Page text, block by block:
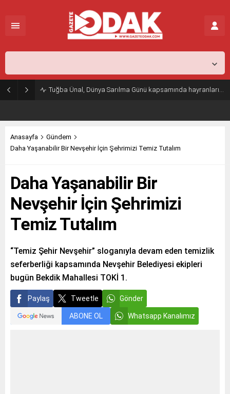
Tuğba Ünal, Dünya Sarılma Günü kapsamında hayranlarıyla buluştu
Anasayfa
Gündem
Daha Yaşanabilir Bir Nevşehir İçin Şehrimizi Temiz Tutalım
Daha Yaşanabilir Bir
Nevşehir İçin Şehrimizi
Temiz Tutalım
“Temiz Şehir Nevşehir” sloganıyla devam eden temizlik
seferberliği kapsamında Nevşehir Belediyesi ekipleri
bugün Bekdik Mahallesi TOKİ 1.
Paylaş Tweetle Gönder
ABONE OL Whatsapp Kanalımız